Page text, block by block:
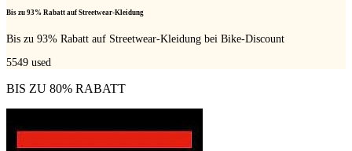
Bis zu 93% Rabatt auf Streetwear-Kleidung
Bis zu 93% Rabatt auf Streetwear-Kleidung bei Bike-Discount
5549 used
BIS ZU 80% RABATT